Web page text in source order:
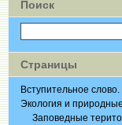
Поиск
Страницы
Вступительное слово.
Экология и
Заповедные